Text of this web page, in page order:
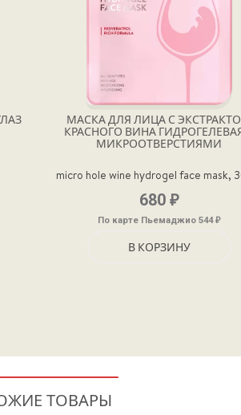
МАСКА ДЛЯ ЛИЦА С
КРАСНОГО ВИНА
МИКРООТВЕРСТИЯМИ
micro hole wine hydrogel face mask,
680 ₽
По карте Пьемаджио 544₽
В КОРЗИНУ
ТОВАРЫ